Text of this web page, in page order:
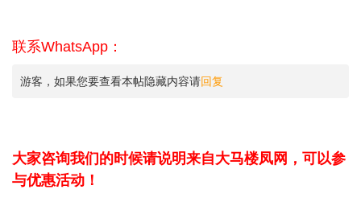
联系WhatsApp：
游客，如果您要查看本帖隐藏内容请回复
大家咨询我们的时候请说明来自大马楼凤网，可以参
与优惠活动！